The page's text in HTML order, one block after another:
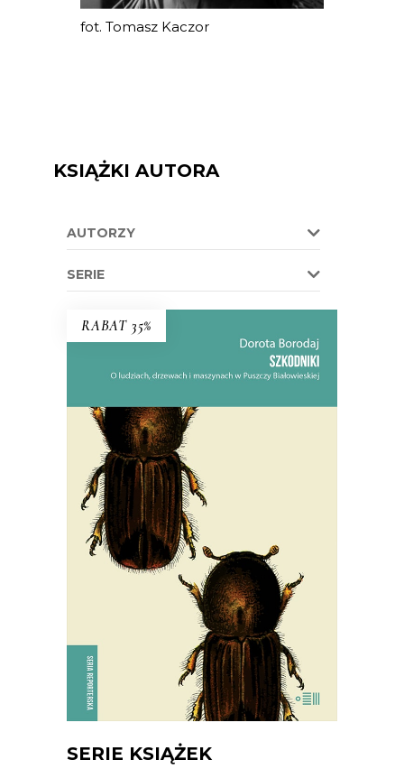
fot. Tomasz Kaczor
KSIĄŻKI AUTORA
AUTORZY
SERIE
RABAT 35%
E-BOOK DO KOSZYKA
SZKODNIKI
Walka toczyła się nie tylko w lesie,
ale i w głowach ludzi.
59.90zł 38.94
KSIĄŻKA DO KOSZYKA
SERIE KSIĄŻEK